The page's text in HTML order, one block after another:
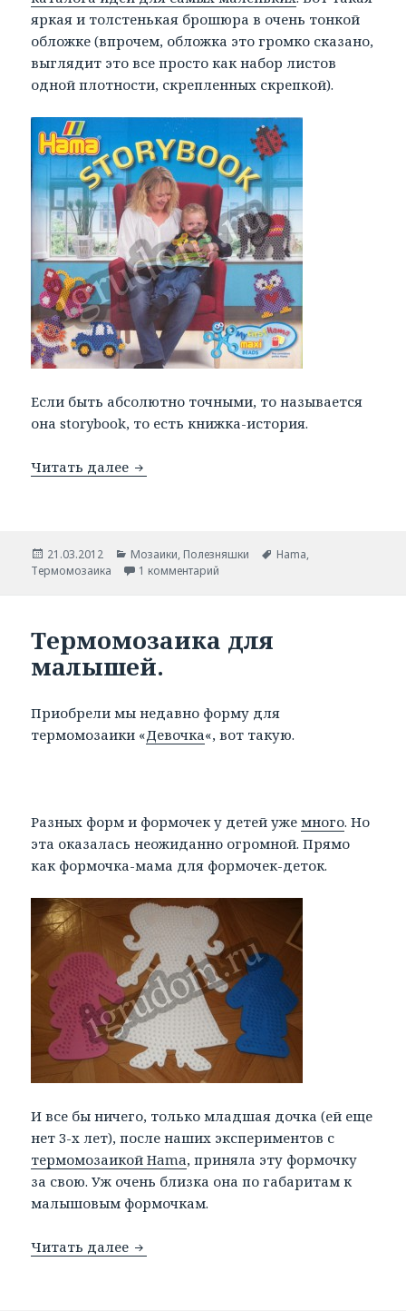
яркая и толстенькая брошюра в очень тонкой
обложке (впрочем, обложка это громко сказано,
выглядит это все просто как набор листов
одной плотности, скрепленных скрепкой).
Если быть абсолютно точными, то называется
она storybook, то есть книжка-история.
Читать далее Книжка со схемами малышовой
Опубликовано
21.03.2012 Рубрики
Мозаики, Полезняшки Метки
Hama,
Термомозаика
1 комментарий
Термомозаика для
малышей.
Приобрели мы недавно форму для
термомозаики «Девочка«, вот такую.
Разных форм и формочек у детей ужемного. Но
эта оказалась неожиданно огромной. Прямо
как формочка-мама для формочек-деток.
И все бы ничего, только младшая дочка (ей еще
нет 3-х лет), после наших экспериментов с
термомозаикой Hama, приняла эту формочку
за свою. Уж очень близка она по габаритам к
малышовым формочкам.
Читать далее Термомозаика для малышей.